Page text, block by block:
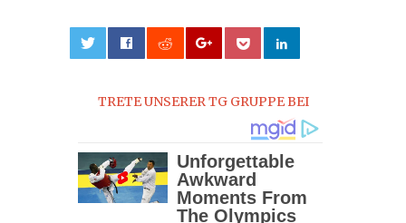
TRETE UNSERER TG GRUPPE BEI